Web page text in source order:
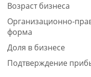
Возраст бизнеса
Организационно-
форма
Доля в бизнесе
Подтверждение